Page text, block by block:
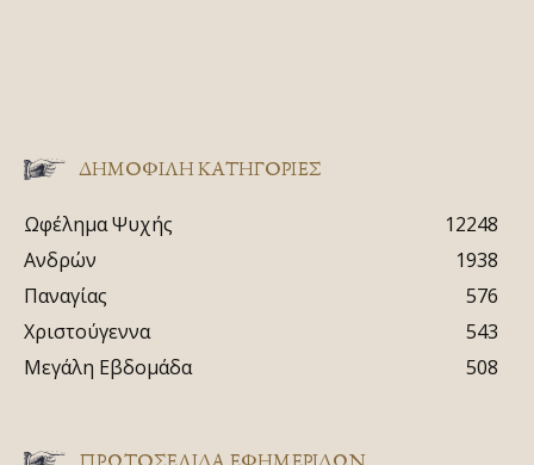
ΔΗΜΟΦΙΛΗ ΚΑΤΗΓΟΡΙΕΣ
Ωφέλημα Ψυχής
12248
Ανδρών
1938
Παναγίας
576
Χριστούγεννα
543
Μεγάλη Εβδομάδα
508